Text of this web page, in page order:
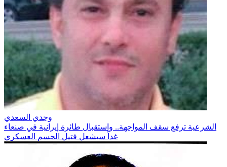
وجدي السعدي
الشرعية ترفع سقف المواجهة.. واستقبال طائرة إيرانية في صنعاء
غداً سيشعل فتيل الحسم العسكري